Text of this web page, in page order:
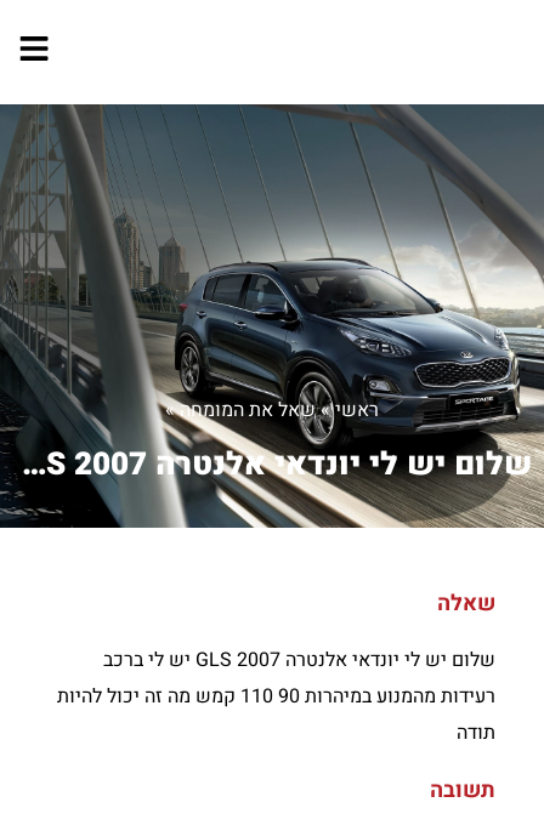
ראשי»שאל את המומחה»
שלום יש לי יונדאי אלנטרה 2007 GLS יש ...
שאלה
שלום יש לי יונדאי אלנטרה 2007 GLS יש לי ברכב
רעידות מהמנוע במיהרות 90 110 קמש מה זה יכול להיות
תודה
תשובה